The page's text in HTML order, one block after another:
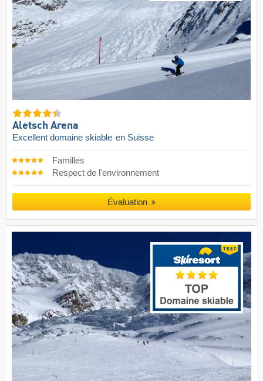
Aletsch Arena
Excellent domaine skiable en Suisse
Familles
Respect de l'environnement
Évaluation